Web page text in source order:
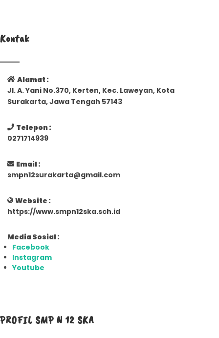
Kontak
Alamat :
Jl. A. Yani No.370, Kerten, Kec. Laweyan, Kota
Surakarta, Jawa Tengah 57143
Telepon :
0271714939
Email :
smpn12surakarta@gmail.com
Website :
https://www.smpn12ska.sch.id
Media Sosial :
Facebook
Instagram
Youtube
PROFIL SMP N 12 SKA